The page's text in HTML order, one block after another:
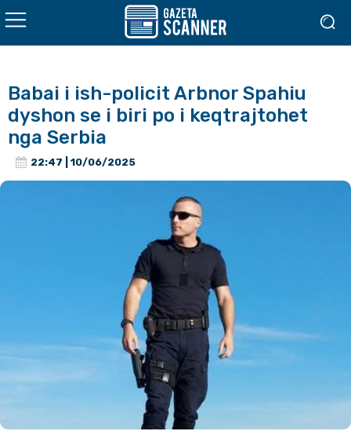
Babai i ish-policit Arbnor Spahiu
dyshon se i biri po i keqtrajtohet
nga Serbia
22:47 | 10/06/2025